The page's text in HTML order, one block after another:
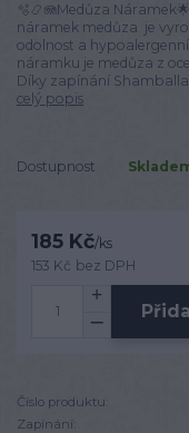
🫧📿🪼Medůza
náramek medůza je
odolnost a
náramku je medůza z
Díky zapínání
celý popis
Dostupnost
185 Kč/ks
153 Kč bez DPH
Číslo produktu:
Zapínání: